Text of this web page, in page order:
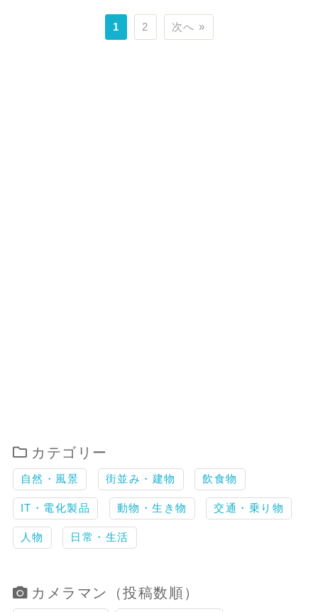
1 2 次へ »
カテゴリー
自然・風景 街並み・建物 飲食物
IT・電化製品 動物・生き物 交通・乗り物
人物 日常・生活
カメラマン（投稿数順）